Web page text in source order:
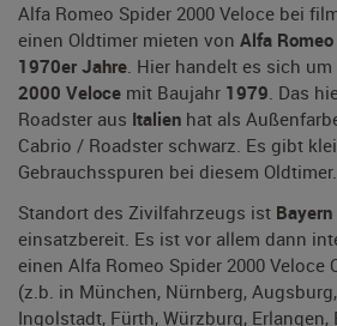
Alfa Romeo Spider 2000 Veloce bei
einen Oldtimer mieten von Alfa Romeo
1970er Jahre. Hier handelt es sich
2000 Veloce mit Baujahr 1979. Das
Roadster aus Italien hat als
Cabrio / Roadster schwarz. Es gibt
Gebrauchsspuren bei diesem Oldtimer.
Standort des Zivilfahrzeugs ist Bayern
einsatzbereit. Es ist vor allem dann
einen Alfa Romeo Spider 2000 Veloce
(z.b. in München, Nürnberg,
Ingolstadt, Fürth, Würzburg, Erlangen,